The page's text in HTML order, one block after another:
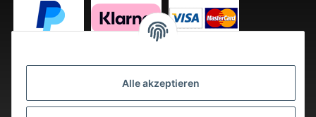
Alle akzeptieren